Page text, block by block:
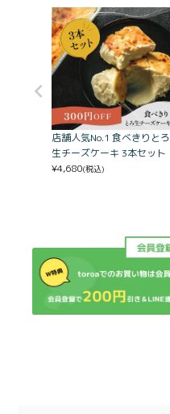
店舗人気No.1 食べきりとろ
生チーズケーキ 3本セット
¥4,680(税込)